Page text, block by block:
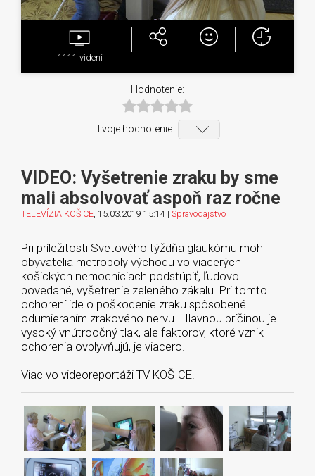
1111 videní
Hodnotenie:
Tvoje hodnotenie:
VIDEO: Vyšetrenie zraku by sme
mali absolvovať aspoň raz ročne
TELEVÍZIA KOŠICE , 15.03.2019 15:14 | Spravodajstvo
Pri príležitosti Svetového týždňa glaukómu mohli
obyvatelia metropoly východu vo viacerých
košických nemocniciach podstúpiť, ľudovo
povedané, vyšetrenie zeleného zákalu. Pri tomto
ochorení ide o poškodenie zraku spôsobené
odumieraním zrakového nervu. Hlavnou príčinou je
vysoký vnútroočný tlak, ale faktorov, ktoré vznik
ochorenia ovplyvňujú, je viacero.
Viac vo videoreportáži TV KOŠICE.